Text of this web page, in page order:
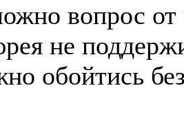
вопрос от
не
обойтись